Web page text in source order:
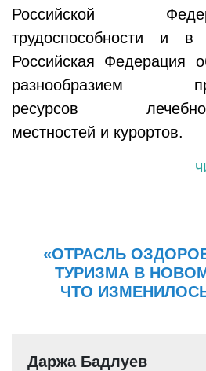
Российской
трудоспособности и в
Российская Федерация
разнообразием
ресурсов лечебно-
местностей и курортов.
«ОТРАСЛЬ
ТУРИЗМА В
ЧТО
Даржа Бадлуев